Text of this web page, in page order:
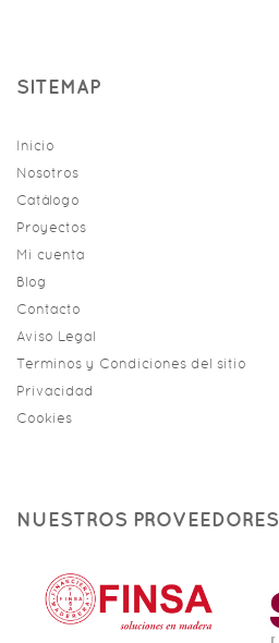
SITEMAP
Inicio
Nosotros
Catálogo
Proyectos
Mi cuenta
Blog
Contacto
Aviso Legal
Terminos y Condiciones del sitio
Privacidad
Cookies
NUESTROS PROVEEDORES